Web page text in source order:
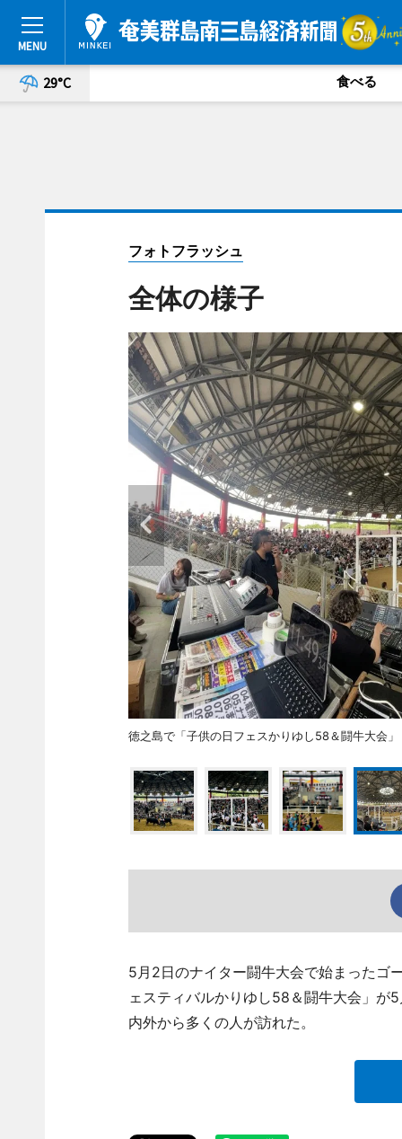
29°C 食べる
フォトフラッシュ
全体の様子
徳之島で「子供の日フェスかりゆし58＆闘牛大会
5月2日のナイター闘牛大会で始まったゴ
ェスティバルかりゆし58＆闘牛大会」が
内外から多くの人が訪れた。